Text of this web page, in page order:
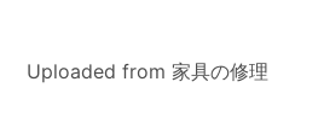
Uploaded from 家具の修理